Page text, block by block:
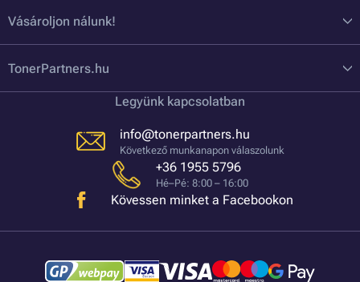
Vásároljon nálunk!
TonerPartners.hu
Legyünk kapcsolatban
info@tonerpartners.hu
Következő munkanapon válaszolunk
+36 1955 5796
Hé–Pé: 8:00 – 16:00
Kövessen minket a Facebookon